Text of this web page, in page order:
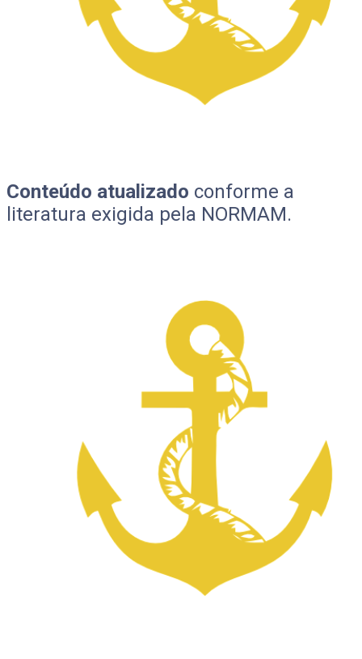
Conteúdo atualizado conforme a
literatura exigida pela NORMAM.